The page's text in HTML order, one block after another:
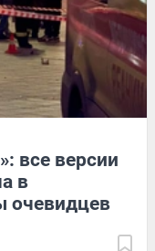
все версии
в
очевидцев